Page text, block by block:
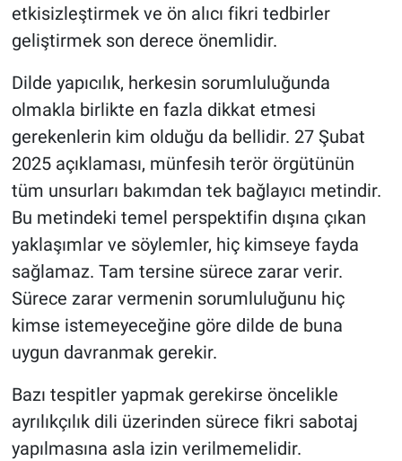
etkisizleştirmek ve ön alıcı fikri tedbirler
geliştirmek son derece önemlidir.
Dilde yapıcılık, herkesin sorumluluğunda
olmakla birlikte en fazla dikkat etmesi
gerekenlerin kim olduğu da bellidir. 27 Şubat
2025 açıklaması, münfesih terör örgütünün
tüm unsurları bakımdan tek bağlayıcı metindir.
Bu metindeki temel perspektifin dışına çıkan
yaklaşımlar ve söylemler, hiç kimseye fayda
sağlamaz. Tam tersine sürece zarar verir.
Sürece zarar vermenin sorumluluğunu hiç
kimse istemeyeceğine göre dilde de buna
uygun davranmak gerekir.
Bazı tespitler yapmak gerekirse öncelikle
ayrılıkçılık dili üzerinden sürece fikri sabotaj
yapılmasına asla izin verilmemelidir.